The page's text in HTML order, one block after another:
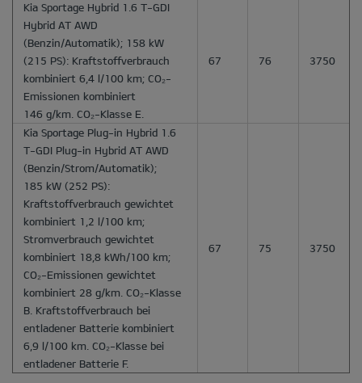
Kia Sportage Hybrid 1.6 T-GDI
Hybrid AT AWD
(Benzin/Automatik); 158 kW
(215 PS): Kraftstoffverbrauch
kombiniert 6,4 l/100 km; CO₂-
Emissionen kombiniert
146 g/km. CO₂-Klasse E.
67 76 3750
Kia Sportage Plug-in Hybrid 1.6
T-GDI Plug-in Hybrid AT AWD
(Benzin/Strom/Automatik);
185 kW (252 PS):
Kraftstoffverbrauch gewichtet
kombiniert 1,2 l/100 km;
Stromverbrauch gewichtet
kombiniert 18,8 kWh/100 km;
CO₂-Emissionen gewichtet
kombiniert 28 g/km. CO₂-Klasse
B. Kraftstoffverbrauch bei
entladener Batterie kombiniert
6,9 l/100 km. CO₂-Klasse bei
entladener Batterie F.
67 75 3750